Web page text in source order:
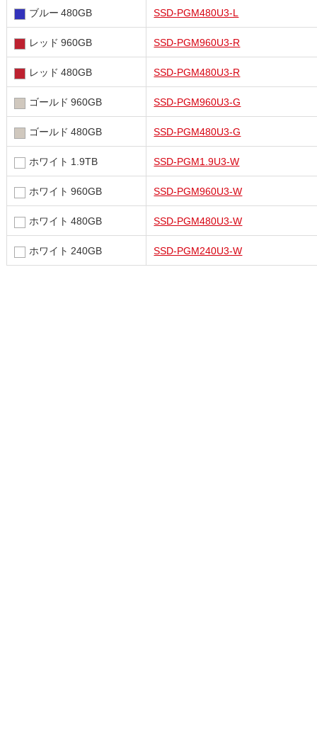
ブルー 480GB SSD-PGM480U3-L
レッド 960GB SSD-PGM960U3-R
レッド 480GB SSD-PGM480U3-R
ゴールド 960GB SSD-PGM960U3-G
ゴールド 480GB SSD-PGM480U3-G
ホワイト 1.9TB SSD-PGM1.9U3-W
ホワイト 960GB SSD-PGM960U3-W
ホワイト 480GB SSD-PGM480U3-W
ホワイト 240GB SSD-PGM240U3-W